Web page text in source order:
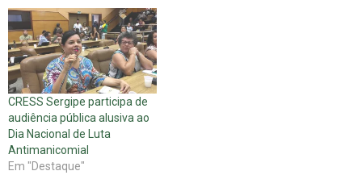
CRESS Sergipe participa de
audiência pública alusiva ao
Dia Nacional de Luta
Antimanicomial
Em "Destaque"